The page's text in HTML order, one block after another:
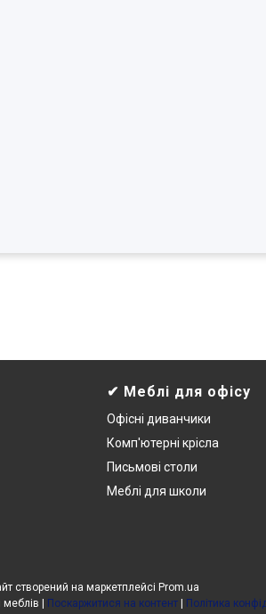
✔ Меблі для офісу
Офісні диванчики
Комп'ютерні крісла
Письмові столи
Меблі для школи
створений на маркетплейсі Prom.ua
УютХаус: інтернет-магазин меблів | Поскаржитися на контент | Політика